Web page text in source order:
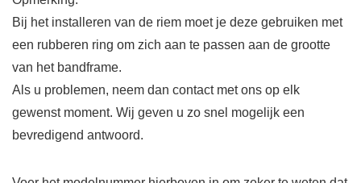
Bij het installeren van de riem moet je deze gebruiken met
een rubberen ring om zich aan te passen aan de grootte
van het bandframe.
Als u problemen, neem dan contact met ons op elk
gewenst moment. Wij geven u zo snel mogelijk een
bevredigend antwoord.